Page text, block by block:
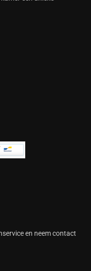
en neem contact